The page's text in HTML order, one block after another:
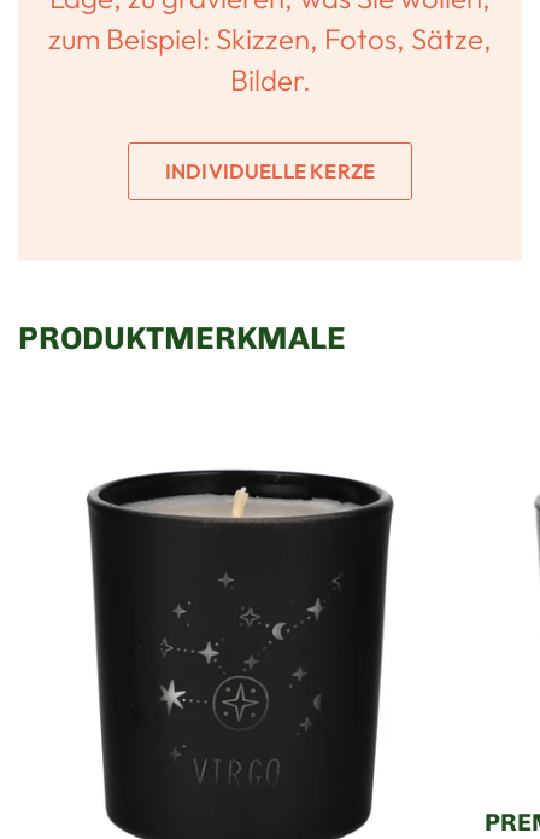
zum Beispiel: Skizzen, Fotos, Sätze,
Bilder.
INDIVIDUELLE KERZE
PRODUKTMERKMALE